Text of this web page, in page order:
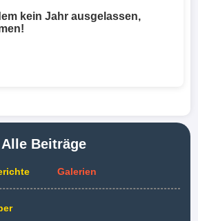
kein Jahr ausgelassen,
Alle Beiträge
Galerien